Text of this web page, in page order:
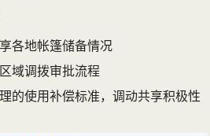
各地帐篷储备情况
域调拨审批流程
的使用补偿标准，调动共享积极性